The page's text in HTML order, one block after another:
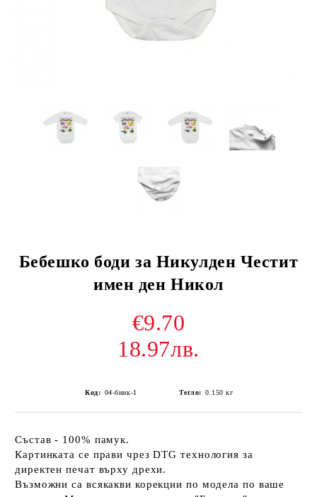
Бебешко боди за Никулден Честит
имен ден Никол
€9.70
18.97лв.
Код: 04-бник-1 Тегло: 0.150 кг
Състав - 100% памук.
Картинката се прави чрез DTG технология за
директен печат върху дрехи.
Възможни са всякакви корекции по модела по ваше